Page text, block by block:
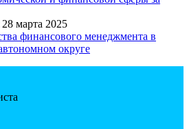
марта 2025
финансового менеджмента в
округе